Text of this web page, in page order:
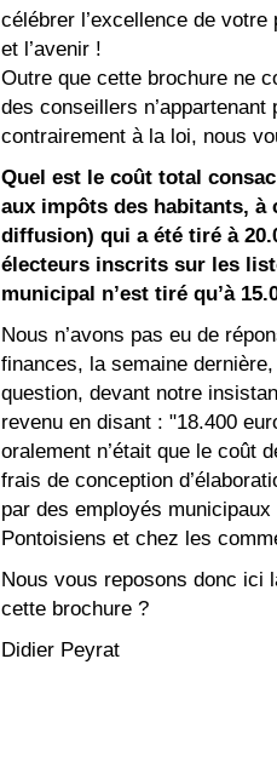
célébrer l’excellence de
et l’avenir !
Outre que cette brochure ne
des conseillers
contrairement à la loi, nous
Quel est le coût total
aux impôts des habitants,
diffusion) qui a été tiré à
électeurs inscrits sur les
municipal n’est tiré qu’à
Nous n’avons pas eu de
finances, la semaine
question, devant notre
revenu en disant : "18.400
oralement n’était que le coût
frais de conception
par des employés
Pontoisiens et chez les
Nous vous reposons donc ici
cette brochure ?
Didier Peyrat